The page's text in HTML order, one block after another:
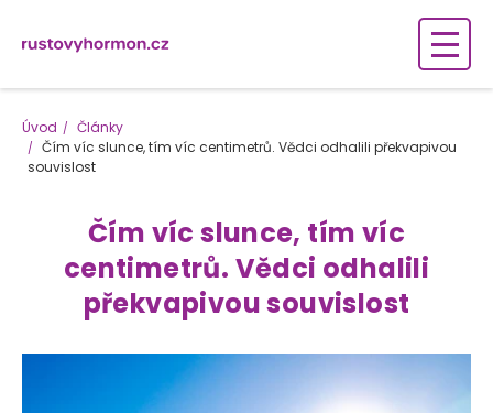
Úvod
Články
Čím víc slunce, tím víc centimetrů. Vědci odhalili překvapivou
souvislost
Čím víc slunce, tím víc
centimetrů. Vědci odhalili
překvapivou souvislost